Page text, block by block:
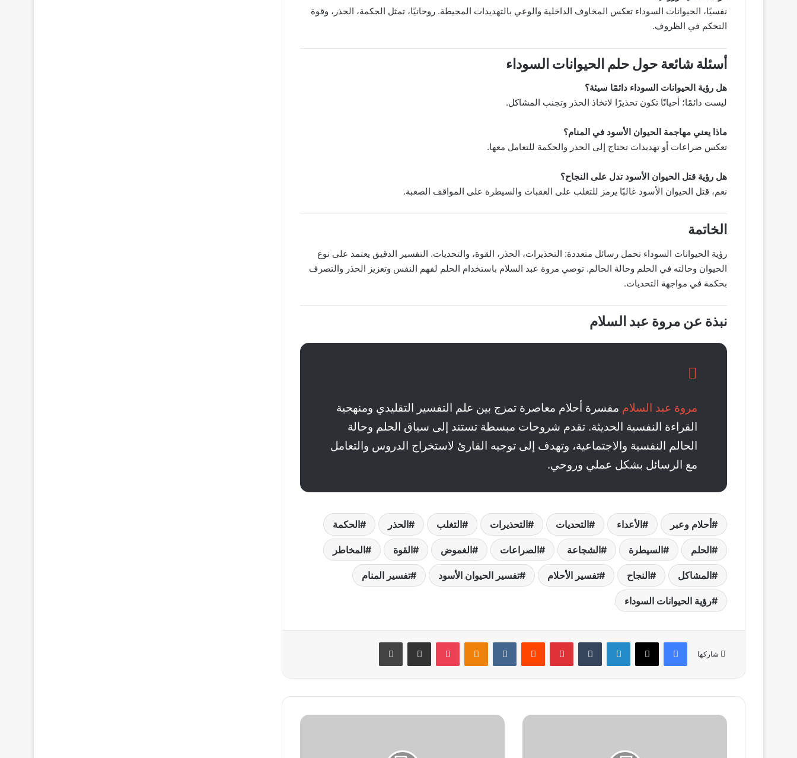
نفسيًا، الحيوانات السوداء تعكس المخاوف الداخلية والوعي بالتهديدات المحيطة. روحانيًا، تمثل الحكمة، الحذر، وقوة
التحكم في الظروف.
أسئلة شائعة حول حلم الحيوانات السوداء
هل رؤية الحيوانات السوداء دائمًا سيئة؟
ليست دائمًا؛ أحيانًا تكون تحذيرًا لاتخاذ الحذر وتجنب المشاكل.
ماذا يعني مهاجمة الحيوان الأسود في المنام؟
تعكس صراعات أو تهديدات تحتاج إلى الحذر والحكمة للتعامل معها.
هل رؤية قتل الحيوان الأسود تدل على النجاح؟
نعم، قتل الحيوان الأسود غالبًا يرمز للتغلب على العقبات والسيطرة على المواقف الصعبة.
الخاتمة
رؤية الحيوانات السوداء تحمل رسائل متعددة: التحذيرات، الحذر، القوة، والتحديات. التفسير الدقيق يعتمد على نوع
الحيوان وحالته في الحلم وحالة الحالم. توصي مروة عبد السلام باستخدام الحلم لفهم النفس وتعزيز الحذر والتصرف
بحكمة في مواجهة التحديات.
نبذة عن مروة عبد السلام
مروة عبد السلام مفسرة أحلام معاصرة تمزج بين علم التفسير التقليدي ومنهجية
القراءة النفسية الحديثة. تقدم شروحات مبسطة تستند إلى سياق الحلم وحالة
الحالم النفسية والاجتماعية، وتهدف إلى توجيه القارئ لاستخراج الدروس والتعامل
مع الرسائل بشكل عملي وروحي.
أحلام وعبر الأعداء التحديات التحذيرات التغلب الحذر الحكمة
الحلم السيطرة الشجاعة الصراعات الغموض القوة المخاطر
المشاكل النجاح تفسير الأحلام تفسير الحيوان الأسود تفسير المنام
رؤية الحيوانات السوداء
شاركها
فيسبوك ‫X لينكدإن بينتيريست Odnoklassniki
‫Pocket مشاركة عبر البريد طباعة
تفسير
تفسير